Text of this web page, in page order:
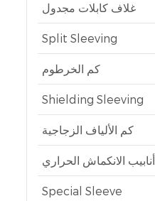
غلاف كابلات مجدول
Split Sleeving
كم الخرطوم
Shielding Sleeving
كم الألياف الزجاجية
أنابيب الانكماش الحراري
Special Sleeve